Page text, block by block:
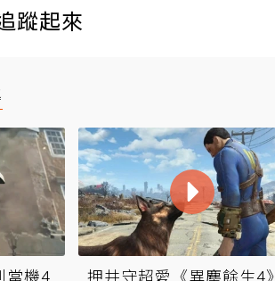
蹤起來
當機4
押井守超愛《異塵餘生4》